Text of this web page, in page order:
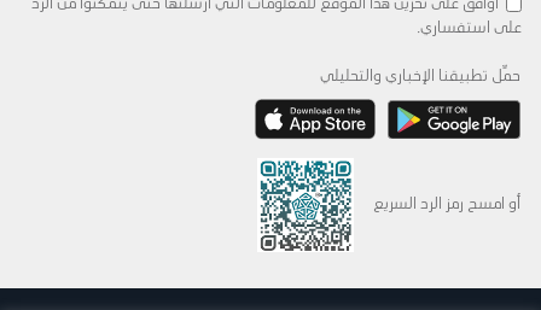
على استفساري.
حمِّل تطبيقنا الإخباري والتحليلي
أو امسح رمز الرد السريع